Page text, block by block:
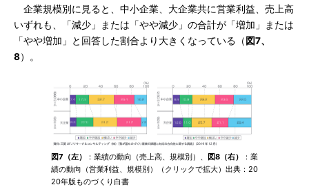
企業規模別に見ると、中小企業、大企業共に営業利益、売上高
いずれも、「減少」または「やや減少」の合計が「増加」または
「やや増加」と回答した割合より大きくなっている（ 図7、
8）。
図7（左） ：業績の動向（売上高、規模別）、 図8（右）
：業
績の動向（営業利益、規模別）（クリックで拡大）出典：20
20年版ものづくり白書